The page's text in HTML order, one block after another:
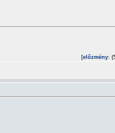
[előzmény: